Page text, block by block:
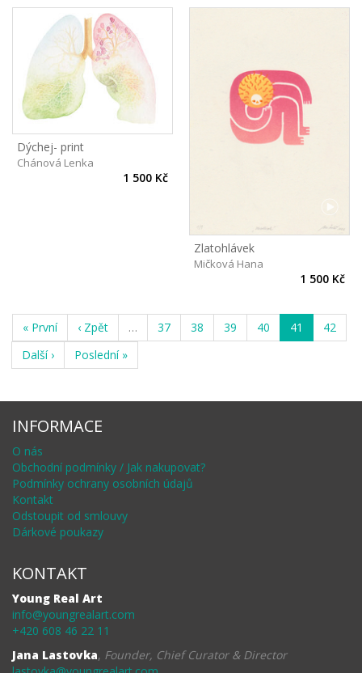
Dýchej- print
Chánová Lenka
1 500 Kč
Zlatohlávek
Mičková Hana
1 500 Kč
« První ‹ Zpět … 37 38 39 40 41
42
Další ›
Poslední »
INFORMACE
O nás
Obchodní podmínky / Jak nakupovat?
Podmínky ochrany osobních údajů
Kontakt
Odstoupit od smlouvy
Dárkové poukazy
KONTAKT
Young Real Art
info@youngrealart.com
+420 608 46 22 11
Jana Lastovka, Founder, Chief Curator & Director